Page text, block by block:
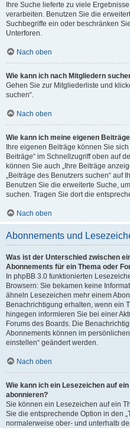
Ihre Suche lieferte zu viele
verarbeiten. Benutzen Sie die
Suchbegriffe ein oder beschränken
Unterforen.
Nach oben
Wie kann ich nach Mitgliedern
Gehen Sie zur Mitgliederliste und
suchen“.
Nach oben
Wie kann ich meine eigenen
Ihre eigenen Beiträge können Sie
Beiträge“ im Schnellzugriff oben auf
können Sie auch „Ihre Beiträge
„Beiträge des Benutzers suchen“ auf
Benutzen Sie die erweiterte Suche,
suchen. Tragen Sie dort die
Nach oben
Abonnements und
Was ist der Unterschied zwischen
Abonnements für ein Thema oder
In phpBB 3.0 funktionierten
Browsern: Sie bekamen keine
ähneln Lesezeichen mehr einem
Benachrichtigung erhalten, wenn ein
hingegen informieren Sie bei einer
Forums des Boards. Die
Abonnements können im
einstellen“ geändert werden.
Nach oben
Wie kann ich ein Lesezeichen auf
abonnieren?
Sie können ein Lesezeichen auf ein
Sie die entsprechende Option in den
normalerweise ober- und unterhalb